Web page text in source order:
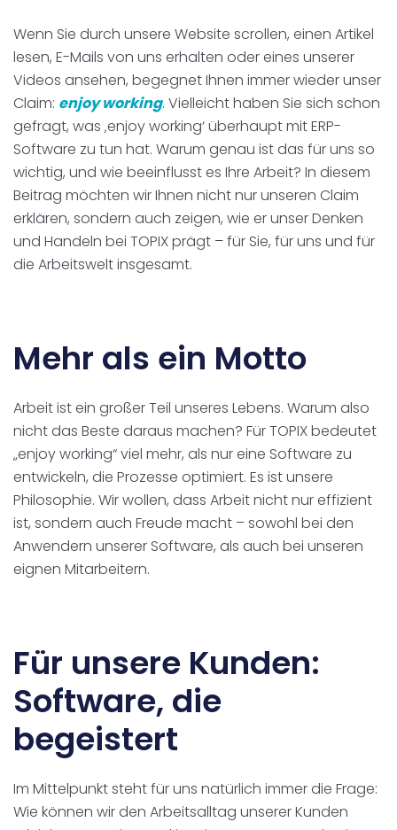
Wenn Sie durch unsere Website scrollen, einen Artikel
lesen, E-Mails von uns erhalten oder eines unserer
Videos ansehen, begegnet Ihnen immer wieder unser
Claim: enjoy working. Vielleicht haben Sie sich schon
gefragt, was ‚enjoy working‘ überhaupt mit ERP-
Software zu tun hat. Warum genau ist das für uns so
wichtig, und wie beeinflusst es Ihre Arbeit? In diesem
Beitrag möchten wir Ihnen nicht nur unseren Claim
erklären, sondern auch zeigen, wie er unser Denken
und Handeln bei TOPIX prägt – für Sie, für uns und für
die Arbeitswelt insgesamt.
Mehr als ein Motto
Arbeit ist ein großer Teil unseres Lebens. Warum also
nicht das Beste daraus machen? Für TOPIX bedeutet
„enjoy working“ viel mehr, als nur eine Software zu
entwickeln, die Prozesse optimiert. Es ist unsere
Philosophie. Wir wollen, dass Arbeit nicht nur effizient
ist, sondern auch Freude macht – sowohl bei den
Anwendern unserer Software, als auch bei unseren
eignen Mitarbeitern.
Für unsere Kunden:
Software, die
begeistert
Im Mittelpunkt steht für uns natürlich immer die Frage:
Wie können wir den Arbeitsalltag unserer Kunden